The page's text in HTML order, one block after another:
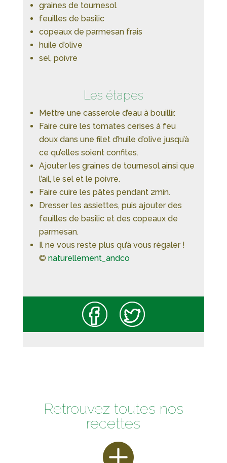
graines de tournesol
feuilles de basilic
copeaux de parmesan frais
huile d’olive
sel, poivre
Les étapes
Mettre une casserole d’eau à bouillir.
Faire cuire les tomates cerises à feu
doux dans une filet d’huile d’olive jusqu’à
ce qu’elles soient confites.
Ajouter les graines de tournesol ainsi que
l’ail, le sel et le poivre.
Faire cuire les pâtes pendant 2min.
Dresser les assiettes, puis ajouter des
feuilles de basilic et des copeaux de
parmesan.
Il ne vous reste plus qu’à vous régaler !
© naturellement_andco
Retrouvez toutes nos
recettes